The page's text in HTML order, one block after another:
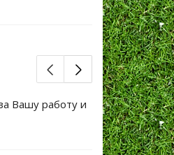
Вашу работу и
Большое
уже не